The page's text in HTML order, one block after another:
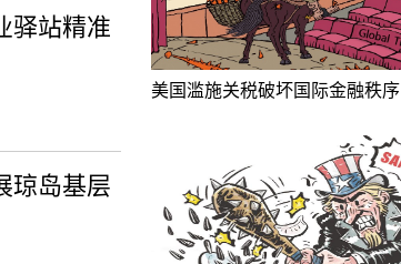
驿站精准
琼岛基层
美国滥施关税破坏国际金融秩序